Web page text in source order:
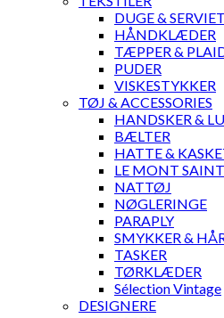
DUGE &
HÅNDKLÆDER
TÆPPER &
PUDER
VISKESTYKKER
TØJ & ACCESSORIES
HANDSKER &
BÆLTER
HATTE &
LE MONT
NATTØJ
NØGLERINGE
PARAPLY
SMYKKER &
TASKER
TØRKLÆDER
Sélection Vintage
DESIGNERE